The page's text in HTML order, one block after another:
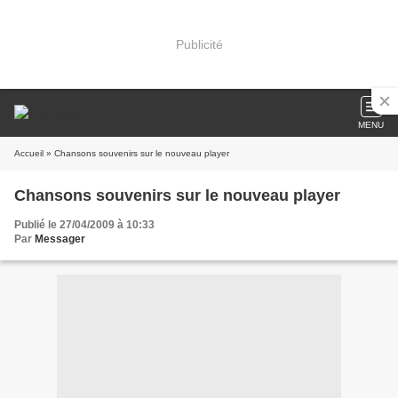
Publicité
MENU
Accueil » Chansons souvenirs sur le nouveau player
Chansons souvenirs sur le nouveau player
Publié le 27/04/2009 à 10:33
Par Messager